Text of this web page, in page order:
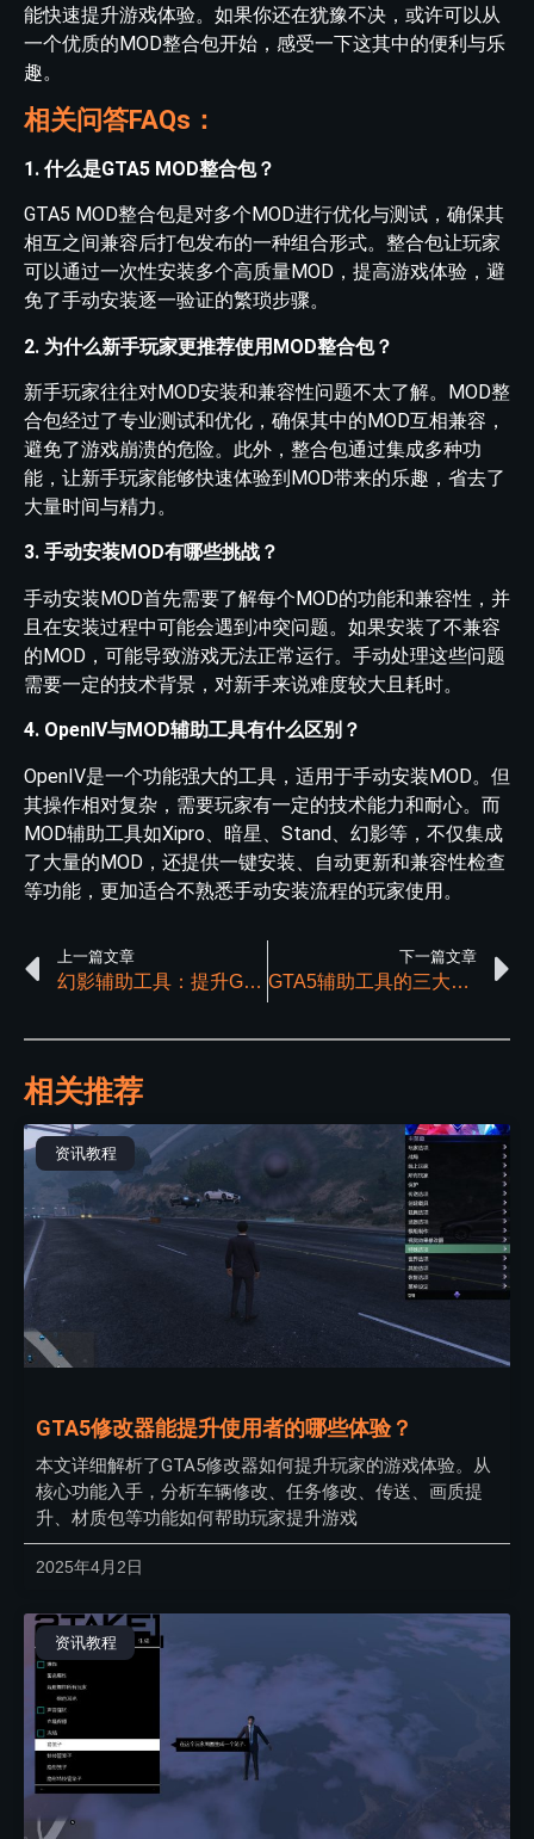
能快速提升游戏体验。如果你还在犹豫不决，或许可以从
一个优质的MOD整合包开始，感受一下这其中的便利与乐
趣。
相关问答FAQs：
1. 什么是GTA5 MOD整合包？
GTA5 MOD整合包是对多个MOD进行优化与测试，确保其
相互之间兼容后打包发布的一种组合形式。整合包让玩家
可以通过一次性安装多个高质量MOD，提高游戏体验，避
免了手动安装逐一验证的繁琐步骤。
2. 为什么新手玩家更推荐使用MOD整合包？
新手玩家往往对MOD安装和兼容性问题不太了解。MOD整
合包经过了专业测试和优化，确保其中的MOD互相兼容，
避免了游戏崩溃的危险。此外，整合包通过集成多种功
能，让新手玩家能够快速体验到MOD带来的乐趣，省去了
大量时间与精力。
3. 手动安装MOD有哪些挑战？
手动安装MOD首先需要了解每个MOD的功能和兼容性，并
且在安装过程中可能会遇到冲突问题。如果安装了不兼容
的MOD，可能导致游戏无法正常运行。手动处理这些问题
需要一定的技术背景，对新手来说难度较大且耗时。
4. OpenIV与MOD辅助工具有什么区别？
OpenIV是一个功能强大的工具，适用于手动安装MOD。但
其操作相对复杂，需要玩家有一定的技术能力和耐心。而
MOD辅助工具如Xipro、暗星、Stand、幻影等，不仅集成
了大量的MOD，还提供一键安装、自动更新和兼容性检查
等功能，更加适合不熟悉手动安装流程的玩家使用。
上一篇文章
幻影辅助工具：提升GTA5游戏体验的最佳选择
下一篇文章
GTA5辅助工具的三大定律是什么？
相关推荐
资讯教程
GTA5修改器能提升使用者的哪些体验？
本文详细解析了GTA5修改器如何提升玩家的游戏体验。从
核心功能入手，分析车辆修改、任务修改、传送、画质提
升、材质包等功能如何帮助玩家提升游戏
2025年4月2日
资讯教程